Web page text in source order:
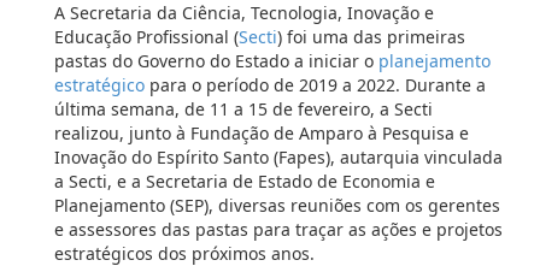
A Secretaria da Ciência, Tecnologia, Inovação e
Educação Profissional (Secti) foi uma das primeiras
pastas do Governo do Estado a iniciar o planejamento
estratégico para o período de 2019 a 2022. Durante a
última semana, de 11 a 15 de fevereiro, a Secti
realizou, junto à Fundação de Amparo à Pesquisa e
Inovação do Espírito Santo (Fapes), autarquia vinculada
a Secti, e a Secretaria de Estado de Economia e
Planejamento (SEP), diversas reuniões com os gerentes
e assessores das pastas para traçar as ações e projetos
estratégicos dos próximos anos.